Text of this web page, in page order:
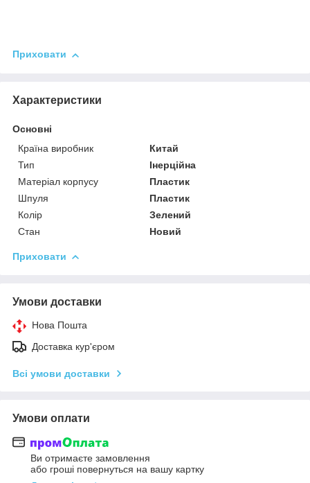
Приховати
Характеристики
Основні
Країна виробник
Китай
Тип
Інерційна
Матеріал корпусу
Пластик
Шпуля
Пластик
Колір
Зелений
Стан
Новий
Приховати
Умови доставки
Нова Пошта
Доставка кур'єром
Всі умови доставки
Умови оплати
Ви отримаєте замовлення
або гроші повернуться на вашу картку